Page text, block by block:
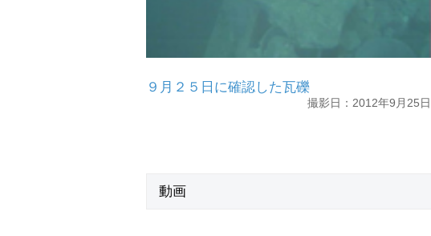
９月２５日に確認した瓦礫
撮影日：2012年9月25日
動画